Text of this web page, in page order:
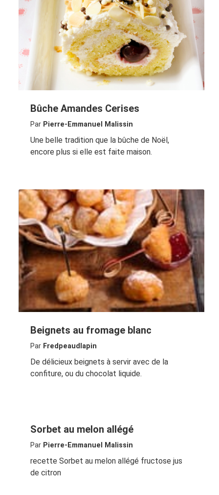
Bûche Amandes Cerises
Par Pierre-Emmanuel Malissin
Une belle tradition que la bûche de Noël,
encore plus si elle est faite maison.
Beignets au fromage blanc
Par Fredpeaudlapin
De délicieux beignets à servir avec de la
confiture, ou du chocolat liquide.
Sorbet au melon allégé
Par Pierre-Emmanuel Malissin
recette Sorbet au melon allégé fructose jus
de citron